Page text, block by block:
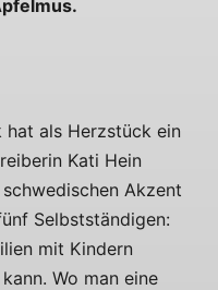
hat als Herzstück ein
Kati Hein
Akzent
Selbstständigen:
mit Kindern
Wo man eine